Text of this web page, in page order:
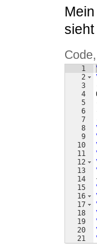
sieht
1
2
3
4
5
6
7
8
9
10
11
12
13
14
15
16
17
18
19
20
21